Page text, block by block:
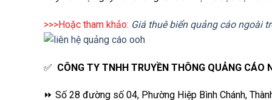
>>>Hoặc tham khảo: Giá thuê biển quảng cáo ngoài
✅ CÔNG TY TNHH TRUYỀN THÔNG QUẢNG CÁO
⏩ Số 28 đường số 04, Phường Hiệp Bình Chánh,